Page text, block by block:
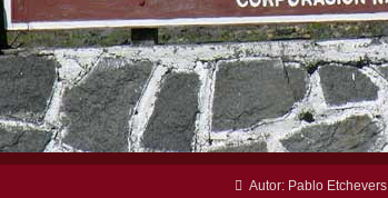
Autor: Pablo Etchevers